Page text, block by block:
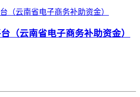
（云南省电子商务补助资金）